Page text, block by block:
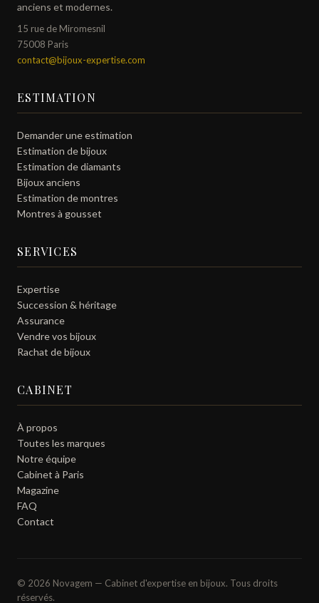
anciens et modernes.
15 rue de Miromesnil
75008 Paris
contact@bijoux-expertise.com
ESTIMATION
Demander une estimation
Estimation de bijoux
Estimation de diamants
Bijoux anciens
Estimation de montres
Montres à gousset
SERVICES
Expertise
Succession & héritage
Assurance
Vendre vos bijoux
Rachat de bijoux
CABINET
À propos
Toutes les marques
Notre équipe
Cabinet à Paris
Magazine
FAQ
Contact
© 2026 Novagem — Cabinet d'expertise en bijoux. Tous droits
réservés.